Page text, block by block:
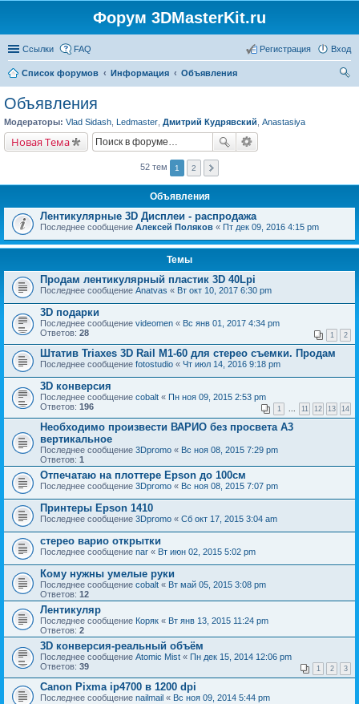
Форум 3DMasterKit.ru
Ссылки FAQ Вход
Регистрация
Список форумов Информация
Объявления
Объявления
Модераторы: Vlad Sidash Ledmaster Дмитрий Кудрявский Anastasiya
Новая Тема
52 тем 1 2
Объявления
Лентикулярные 3D Дисплеи - распродажа
Последнее сообщение Алексей Поляков « Пт дек 09, 2016 4:15 pm
Темы
Продам лентикулярный пластик 3D 40Lpi
Последнее сообщение Anatvas « Вт окт 10, 2017 6:30 pm
3D подарки
Последнее сообщение videomen « Вс янв 01, 2017 4:34 pm
Ответов: 28 1 2
Штатив Triaxes 3D Rail M1-60 для стерео съемки. Продам
Последнее сообщение fotostudio « Чт июл 14, 2016 9:18 pm
3D конверсия
Последнее сообщение cobalt « Пн ноя 09, 2015 2:53 pm
Ответов: 196 1 11 12 13 14
Необходимо произвести ВАРИО без просвета А3
вертикальное
Последнее сообщение 3Dpromo « Вс ноя 08, 2015 7:29 pm
Ответов: 1
Отпечатаю на плоттере Epson до 100см
Последнее сообщение 3Dpromo « Вс ноя 08, 2015 7:07 pm
Принтеры Epson 1410
Последнее сообщение 3Dpromo « Сб окт 17, 2015 3:04 am
стерео варио открытки
Последнее сообщение nar « Вт июн 02, 2015 5:02 pm
Кому нужны умелые руки
Последнее сообщение cobalt « Вт май 05, 2015 3:08 pm
Ответов: 12
Лентикуляр
Последнее сообщение Коряк « Вт янв 13, 2015 11:24 pm
Ответов: 2
3D конверсия-реальный объём
Последнее сообщение Atomic Mist « Пн дек 15, 2014 12:06 pm
Ответов: 39 1 2 3
Canon Pixma ip4700 в 1200 dpi
Последнее сообщение nailmail « Вс ноя 09, 2014 5:44 pm